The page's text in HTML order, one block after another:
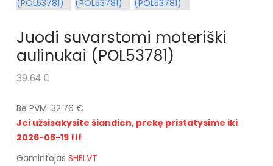
Juodi suvarstomi moteriški
aulinukai (POL53781)
39.64 €
Be PVM: 32.76 €
Jei užsisakysite šiandien, prekę pristatysime iki
2026-08-19 !!!
Gamintojas SHELVT